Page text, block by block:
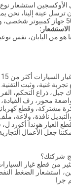
الأوكسجين استشعار
عينة إلينا، نحن
غنية، وثبت
جبل، ذراع التحكم،
محور، رف القيادة،
مشتركة، وقطع
نافذة، ولاعة،
جعل الأعمال
من قطع غيار
جرا